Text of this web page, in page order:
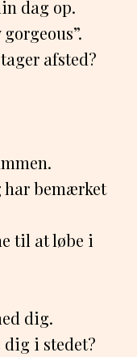
dag op.
afsted?
har bemærket
til at løbe i
dig.
dig i stedet?